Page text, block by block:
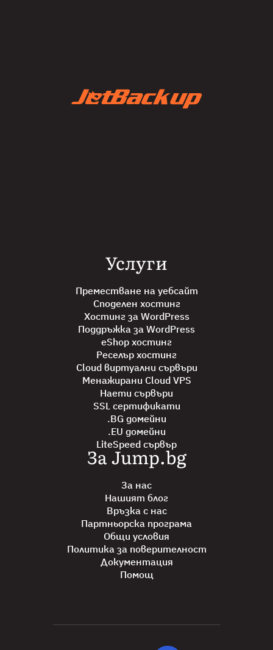
Услуги
Преместване на уебсайт
Споделен хостинг
Хостинг за WordPress
Поддръжка за WordPress
eShop хостинг
Реселър хостинг
Cloud виртуални сървъри
Менажирани Cloud VPS
Наети сървъри
SSL сертификати
.BG домейни
.EU домейни
LiteSpeed сървър
За Jump.bg
За нас
Нашият блог
Връзка с нас
Партньорска програма
Общи условия
Политика за поверителност
Документация
Помощ